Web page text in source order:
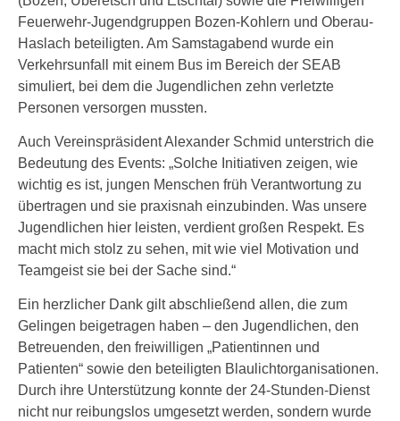
Feuerwehr-Jugendgruppen Bozen-Kohlern und Oberau-
Haslach beteiligten. Am Samstagabend wurde ein
Verkehrsunfall mit einem Bus im Bereich der SEAB
simuliert, bei dem die Jugendlichen zehn verletzte
Personen versorgen mussten.
Auch Vereinspräsident Alexander Schmid unterstrich die
Bedeutung des Events: „Solche Initiativen zeigen, wie
wichtig es ist, jungen Menschen früh Verantwortung zu
übertragen und sie praxisnah einzubinden. Was unsere
Jugendlichen hier leisten, verdient großen Respekt. Es
macht mich stolz zu sehen, mit wie viel Motivation und
Teamgeist sie bei der Sache sind.“
Ein herzlicher Dank gilt abschließend allen, die zum
Gelingen beigetragen haben – den Jugendlichen, den
Betreuenden, den freiwilligen „Patientinnen und
Patienten“ sowie den beteiligten Blaulichtorganisationen.
Durch ihre Unterstützung konnte der 24‑Stunden‑Dienst
nicht nur reibungslos umgesetzt werden, sondern wurde